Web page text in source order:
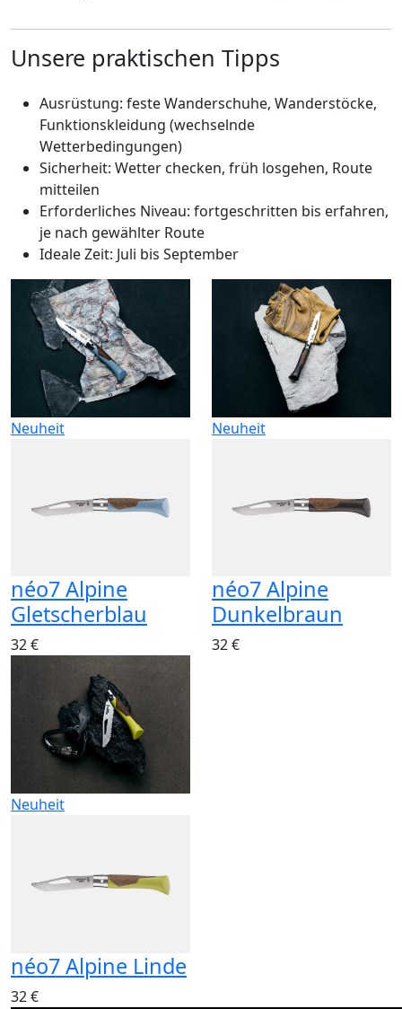
Unsere praktischen Tipps
Ausrüstung: feste Wanderschuhe, Wanderstöcke,
Funktionskleidung (wechselnde
Wetterbedingungen)
Sicherheit: Wetter checken, früh losgehen, Route
mitteilen
Erforderliches Niveau: fortgeschritten bis erfahren,
je nach gewählter Route
Ideale Zeit: Juli bis September
Neuheit
néo7 Alpine
Gletscherblau
32 €
Neuheit
néo7 Alpine
Dunkelbraun
32 €
Neuheit
néo7 Alpine Linde
32 €